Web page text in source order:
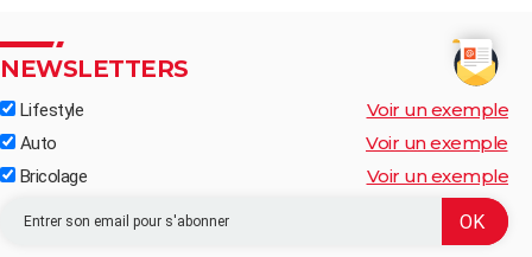
NEWSLETTERS
Lifestyle Voir un exemple
Auto Voir un exemple
Bricolage Voir un exemple